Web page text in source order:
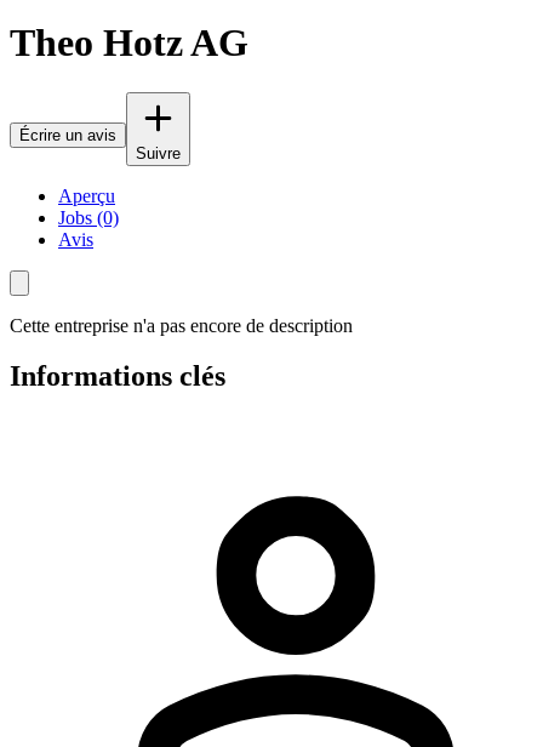
Theo Hotz AG
Écrire un avis
Suivre
Aperçu
Jobs (0)
Avis
Cette entreprise n'a pas encore de description
Informations clés